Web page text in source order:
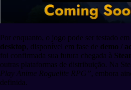
Por enquanto, o jogo pode ser testado em
desktop, disponível em fase de demo /
foi confirmada sua futura chegada à
outras plataformas de distribuição. Na
Play Anime Roguelite RPG”, embora
definida.